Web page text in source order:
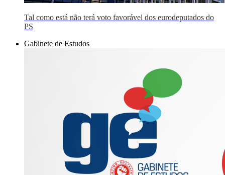
Tal como está não terá voto favorável dos eurodeputados do
PS
Gabinete de Estudos